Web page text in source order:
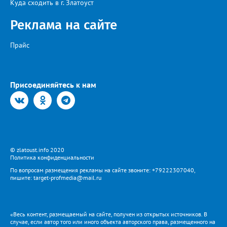
Куда сходить в г. Златоуст
Реклама на сайте
Прайс
Присоединяйтесь к нам
© zlatoust.info 2020
Политика конфиденциальности
По вопросам размещения рекламы на сайте звоните: +79222307040,
пишите: target-profmedia@mail.ru
«Весь контент, размещаемый на сайте, получен из открытых источников. В
случае, если автор того или иного объекта авторского права, размещенного на